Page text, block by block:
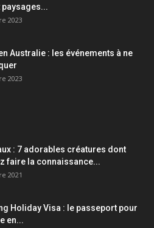
paysages...
2023
Australie : les événements à ne
2023
: 7 adorables créatures dont
faire la connaissance...
2021
Holiday Visa : le passeport pour
en...